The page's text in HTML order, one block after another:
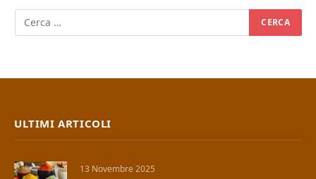
ULTIMI ARTICOLI
13 Novembre 2025